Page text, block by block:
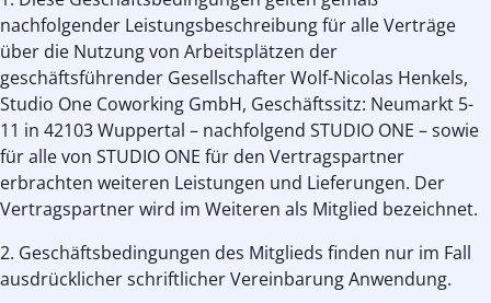
nachfolgender Leistungsbeschreibung für alle Verträge
über die Nutzung von Arbeitsplätzen der
geschäftsführender Gesellschafter Wolf-Nicolas Henkels,
Studio One Coworking GmbH, Geschäftssitz: Neumarkt 5-
11 in 42103 Wuppertal – nachfolgend STUDIO ONE – sowie
für alle von STUDIO ONE für den Vertragspartner
erbrachten weiteren Leistungen und Lieferungen. Der
Vertragspartner wird im Weiteren als Mitglied bezeichnet.
2. Geschäftsbedingungen des Mitglieds finden nur im Fall
ausdrücklicher schriftlicher Vereinbarung Anwendung.